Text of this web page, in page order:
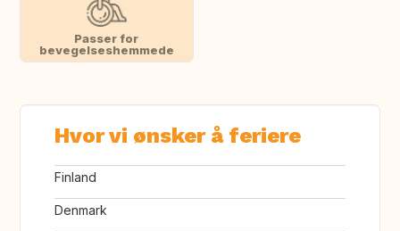
Passer for
bevegelseshemmede
Hvor vi ønsker å feriere
Finland
Denmark